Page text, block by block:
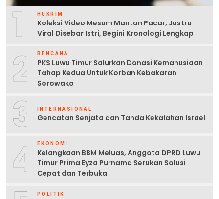
1 HUKRIM
Koleksi Video Mesum Mantan Pacar, Justru
Viral Disebar Istri, Begini Kronologi Lengkap
2 BENCANA
PKS Luwu Timur Salurkan Donasi Kemanusiaan
Tahap Kedua Untuk Korban Kebakaran
Sorowako
3 INTERNASIONAL
Gencatan Senjata dan Tanda Kekalahan Israel
4 EKONOMI
Kelangkaan BBM Meluas, Anggota DPRD Luwu
Timur Prima Eyza Purnama Serukan Solusi
Cepat dan Terbuka
POLITIK